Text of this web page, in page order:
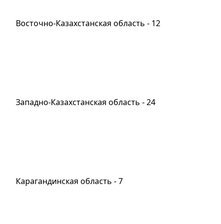
Восточно-Казахстанская область - 12
Западно-Казахстанская область - 24
Карагандинская область - 7